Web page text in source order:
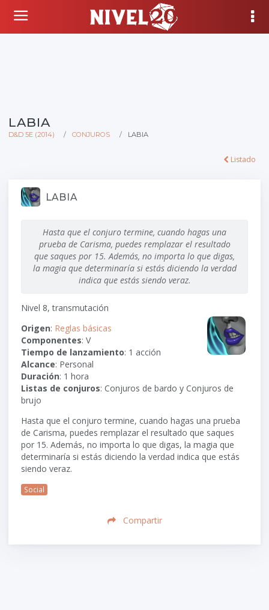
LABIA
D&D 5E (2014) CONJUROS LABIA
Listado
LABIA
Hasta que el conjuro termine, cuando hagas una
prueba de Carisma, puedes remplazar el resultado
que saques por 15. Además, no importa lo que digas,
la magia que determinaría si estás diciendo la verdad
indica que estás siendo veraz.
Nivel 8, transmutación
Origen: Reglas básicas
Componentes: V
Tiempo de lanzamiento: 1 acción
Alcance: Personal
Duración: 1 hora
Listas de conjuros: Conjuros de bardo y Conjuros de
brujo
Hasta que el conjuro termine, cuando hagas una prueba
de Carisma, puedes remplazar el resultado que saques
por 15. Además, no importa lo que digas, la magia que
determinaría si estás diciendo la verdad indica que estás
siendo veraz.
Social
Compartir